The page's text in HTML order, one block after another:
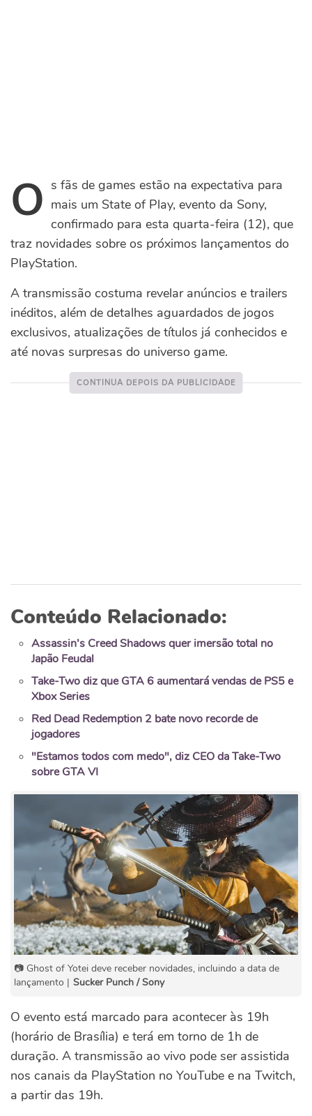
O s fãs de games estão na expectativa para
mais um State of Play, evento da Sony,
confirmado para esta quarta-feira (12), que
traz novidades sobre os próximos lançamentos do
PlayStation.
A transmissão costuma revelar anúncios e trailers
inéditos, além de detalhes aguardados de jogos
exclusivos, atualizações de títulos já conhecidos e
até novas surpresas do universo game.
Conteúdo Relacionado:
Assassin’s Creed Shadows quer imersão total no
Japão Feudal
Take-Two diz que GTA 6 aumentará vendas de PS5 e
Xbox Series
Red Dead Redemption 2 bate novo recorde de
jogadores
"Estamos todos com medo", diz CEO da Take-Two
sobre GTA VI
📷 Ghost of Yotei deve receber novidades, incluindo a data de
lançamento | Sucker Punch / Sony
O evento está marcado para acontecer às 19h
(horário de Brasília) e terá em torno de 1h de
duração. A transmissão ao vivo pode ser assistida
nos canais da PlayStation no YouTube e na Twitch,
a partir das 19h.